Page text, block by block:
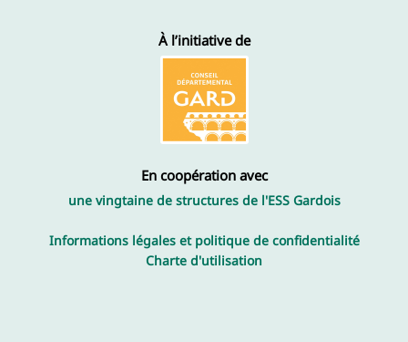
À l’initiative de
En coopération avec
une vingtaine de structures de l'ESS Gardois
Informations légales et politique de confidentialité
Charte d'utilisation